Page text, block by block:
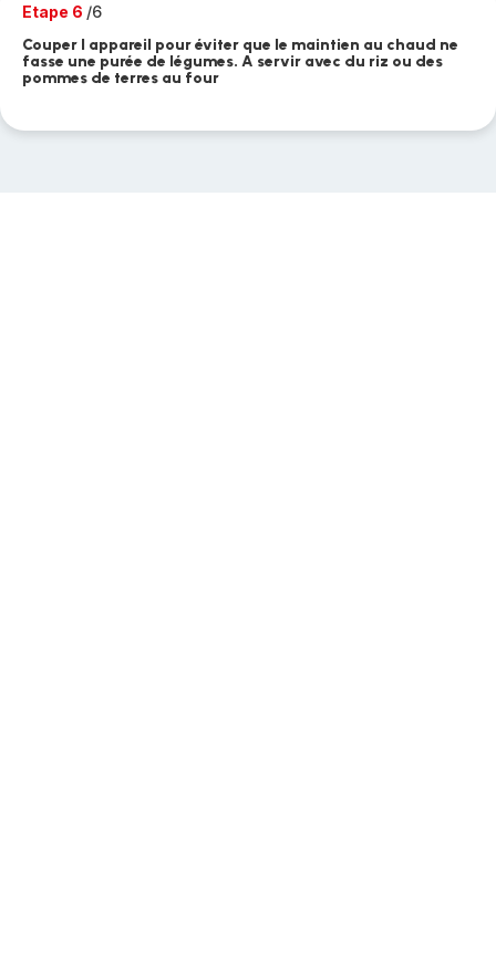
Etape 6 /6
Couper l appareil pour éviter que le maintien au chaud ne
fasse une purée de légumes. A servir avec du riz ou des
pommes de terres au four